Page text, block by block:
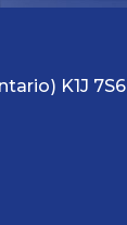
K1J 7S6